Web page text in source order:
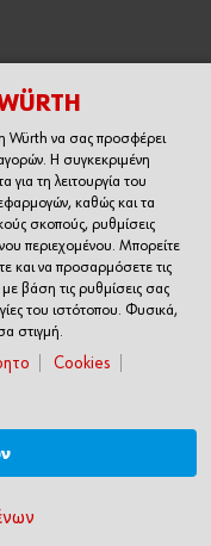
Würth να σας προσφέρει
Η συγκεκριμένη
για τη λειτουργία του
καθώς και τα
σκοπούς, ρυθμίσεις
περιεχομένου. Μπορείτε
και να προσαρμόσετε τις
βάση τις ρυθμίσεις σας
του ιστότοπου. Φυσικά,
στιγμή.
Cookies